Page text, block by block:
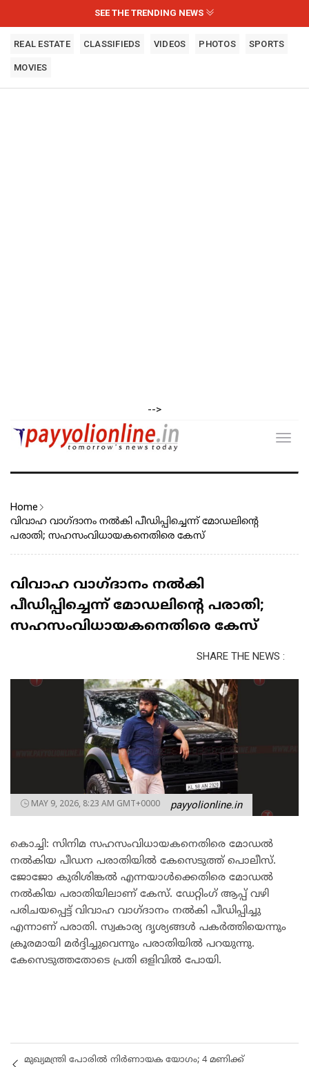
SEE THE TRENDING NEWS
REAL ESTATE CLASSIFIEDS VIDEOS PHOTOS SPORTS
MOVIES
-->
Home
വിവാഹ വാഗ്ദാനം നൽകി പീഡിപ്പിച്ചെന്ന് മോഡലിന്റെ
പരാതി; സഹസംവിധായകനെതിരെ കേസ്
വിവാഹ വാഗ്ദാനം നൽകി
പീഡിപ്പിച്ചെന്ന് മോഡലിന്റെ പരാതി;
സഹസംവിധായകനെതിരെ കേസ്
SHARE THE NEWS :
MAY 9, 2026, 8:23 AM GMT+0000 payyolionline.in
കൊച്ചി: സിനിമ സഹസംവിധായകനെതിരെ മോഡൽ
നൽകിയ പീഡന പരാതിയിൽ കേസെടുത്ത് പൊലീസ്.
ജോജോ കുരിശിങ്കൽ എന്നയാൾക്കെതിരെ മോഡൽ
നൽകിയ പരാതിയിലാണ് കേസ്. ഡേറ്റിംഗ് ആപ്പ് വഴി
പരിചയപ്പെട്ട് വിവാഹ വാഗ്ദാനം നൽകി പീഡിപ്പിച്ചു
എന്നാണ് പരാതി. സ്വകാര്യ ദൃശ്യങ്ങൾ പകർത്തിയെന്നും
ക്രൂരമായി മർദ്ദിച്ചുവെന്നും പരാതിയിൽ പറയുന്നു.
കേസെടുത്തതോടെ പ്രതി ഒളിവിൽ പോയി.
മുഖ്യമന്ത്രി പോരിൽ നിർണായക യോഗം; 4 മണിക്ക്